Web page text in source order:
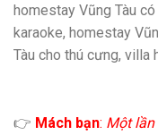
homestay Vũng Tàu
karaoke, homestay
Tàu cho thú cưng, villa
👉 Mách bạn: Một lần